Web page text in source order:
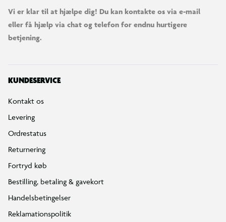
Vi er klar til at hjælpe dig! Du kan kontakte os via e-mail
eller få hjælp via chat og telefon for endnu hurtigere
betjening.
KUNDESERVICE
Kontakt os
Levering
Ordrestatus
Returnering
Fortryd køb
Bestilling, betaling & gavekort
Handelsbetingelser
Reklamationspolitik